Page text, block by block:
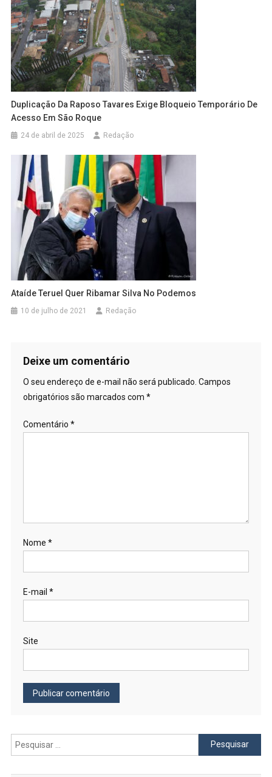
Duplicação Da Raposo Tavares Exige Bloqueio Temporário De
Acesso Em São Roque
24 de abril de 2025 Redação
Ataíde Teruel Quer Ribamar Silva No Podemos
10 de julho de 2021 Redação
Deixe um comentário
O seu endereço de e-mail não será publicado. Campos
obrigatórios são marcados com *
Comentário *
Nome *
E-mail *
Site
Pesquisar
por: